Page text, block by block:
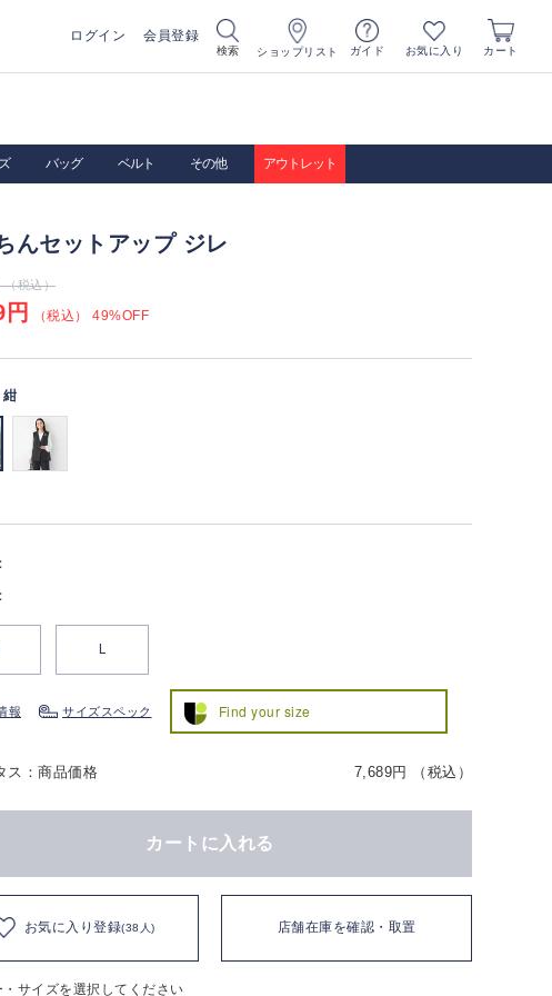
ログイン 会員登録
検索 ショップリスト ガイド お気に入り カート
バッグ ベルト その他 アウトレット
んセットアップ ジレ
（税込）
（税込） 49%OFF
紺
L
報 サイズスペック Find your size
ス：商品価格 7,689円 （税込）
カートに入れる
お気に入り登録(38人) 店舗在庫を確認・取置
サイズを選択してください